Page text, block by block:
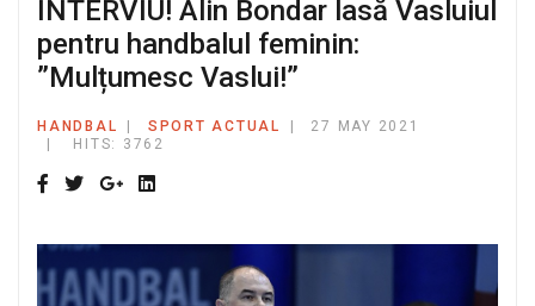
INTERVIU! Alin Bondar lasă Vasluiul
pentru handbalul feminin:
”Mulțumesc Vaslui!”
HANDBAL SPORT ACTUAL
27 MAY 2021
HITS: 3762